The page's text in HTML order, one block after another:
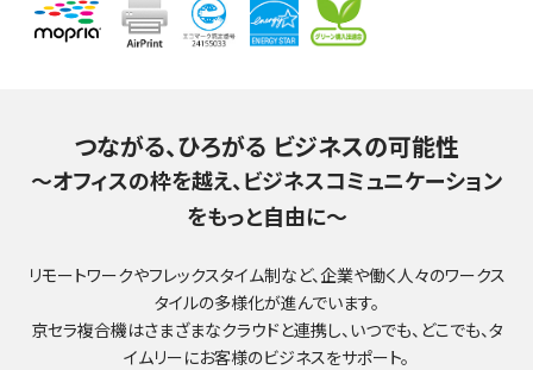
つながる、ひろがる ビジネスの可能性
～オフィスの枠を越え、ビジネスコミュニケーション
をもっと自由に～
リモートワークやフレックスタイム制など、企業や働く人々のワークス
タイルの多様化が進んでいます。
京セラ複合機はさまざまなクラウドと連携し、いつでも、どこでも、タ
イムリーにお客様のビジネスをサポート。